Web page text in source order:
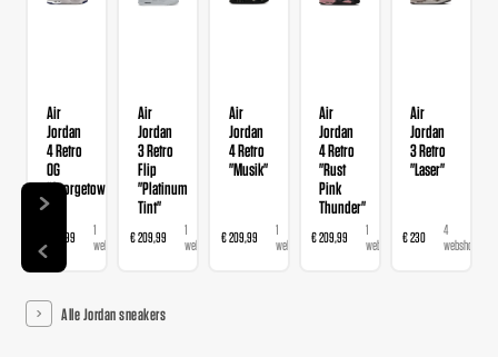
Air
Jordan
4 Retro
OG
"Georgetown"
€ 209,99
1
webshop
Air
Jordan
3 Retro
Flip
"Platinum
Tint"
€ 209,99
1
webshop
Air
Jordan
4 Retro
"Musik"
€ 209,99
1
webshop
Air
Jordan
4 Retro
"Rust
Pink
Thunder"
€ 209,99
1
webshop
Air
Jordan
3 Retro
"Laser"
€ 230
4
webshops
Alle Jordan sneakers